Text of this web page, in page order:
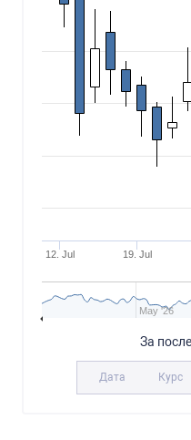
12. Jul 19. Jul
May '26
За
Дата Курс